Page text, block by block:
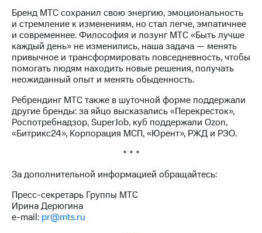
Контроль
и
аудит
Рынок
акций
Описание
приобретения
Порядок
выкупа
акций
облигаций
Описание
Еврооблигации-2023
Уведомление
Бренд МТС сохранил свою энергию, эмоциональность
и стремление к изменениям, но стал легче, эмпатичнее
и современнее. Философия и лозунг МТС «Быть лучше
каждый день» не изменились, наша задача — менять
привычное и трансформировать повседневность, чтобы
помогать людям находить новые решения, получать
неожиданный опыт и менять обыденность.
Ребрендинг МТС также в шуточной форме поддержали
другие бренды: за яйцо высказались «Перекресток»,
Роспотребнадзор, SuperJob, куб поддержали Ozon,
«Битрикс24», Корпорация МСП, «Юрент», РЖД и РЭО.
* * *
За дополнительной информацией обращайтесь:
Пресс-секретарь Группы МТС
Ирина Дерюгина
e-mail: pr@mts.ru